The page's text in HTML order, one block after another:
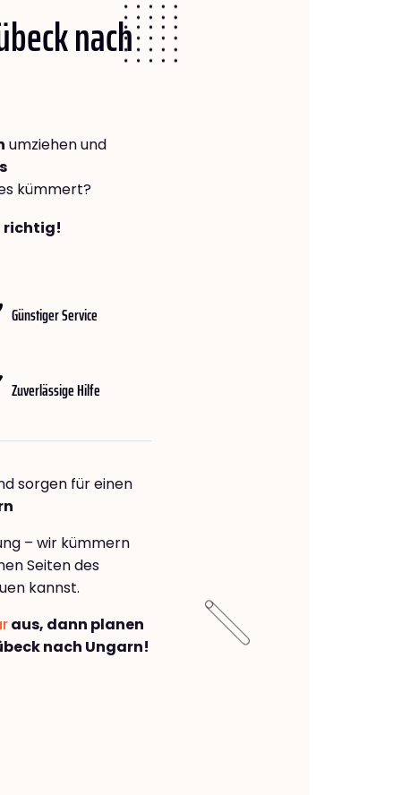
nach
umziehen und
kümmert?
richtig!
Günstiger Service
Zuverlässige Hilfe
sorgen für einen
– wir kümmern
Seiten des
kannst.
aus, dann planen
nach Ungarn!